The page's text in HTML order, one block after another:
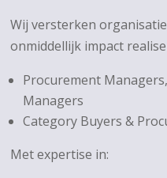
Wij versterken
onmiddellijk impact
Procurement Managers,
Managers
Category Buyers &
Met expertise in: